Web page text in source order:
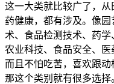
这一大类就比较广了，
药健康，都有涉及。像
术、食品检测技术、药
农业科技、食品安全、医
而且不怕吃苦，喜欢跟动
那这个类别就有很多选